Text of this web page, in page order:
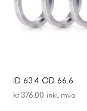
ID 63.4 OD 66.6
kr376.00 inkl. mva